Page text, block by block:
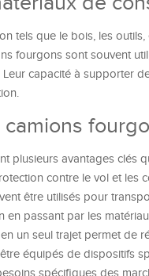
tels que le bois, les
fourgons sont souvent
Leur capacité à supporter
plusieurs avantages clés
contre le vol et les
être utilisés pour
en passant par les
un seul trajet permet de
équipés de dispositifs
spécifiques des